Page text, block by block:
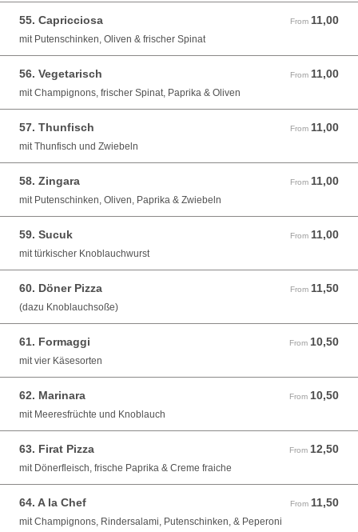
55. Capricciosa From 11,00
From 11,00 EUR
mit Putenschinken, Oliven & frischer Spinat
56. Vegetarisch From 11,00
From 11,00 EUR
mit Champignons, frischer Spinat, Paprika & Oliven
57. Thunfisch From 11,00
From 11,00 EUR
mit Thunfisch und Zwiebeln
58. Zingara From 11,00
From 11,00 EUR
mit Putenschinken, Oliven, Paprika & Zwiebeln
59. Sucuk From 11,00
From 11,00 EUR
mit türkischer Knoblauchwurst
60. Döner Pizza From 11,50
From 11,50 EUR
(dazu Knoblauchsoße)
61. Formaggi From 10,50
From 10,50 EUR
mit vier Käsesorten
62. Marinara From 10,50
From 10,50 EUR
mit Meeresfrüchte und Knoblauch
63. Firat Pizza From 12,50
From 12,50 EUR
mit Dönerfleisch, frische Paprika & Creme fraiche
64. A la Chef From 11,50
From 11,50 EUR
mit Champignons, Rindersalami, Putenschinken, & Peperoni